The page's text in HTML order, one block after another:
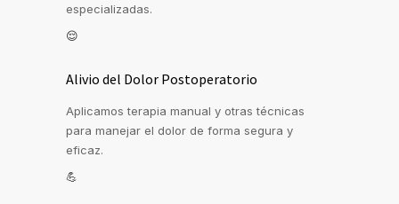
especializadas.
😌
Alivio del Dolor Postoperatorio
Aplicamos terapia manual y otras técnicas
para manejar el dolor de forma segura y
eficaz.
💪